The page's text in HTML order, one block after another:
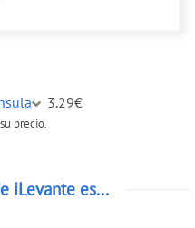
3.29€
precio.
iLevante es...